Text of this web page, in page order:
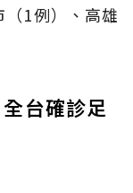
（1例）、高雄
台確診足